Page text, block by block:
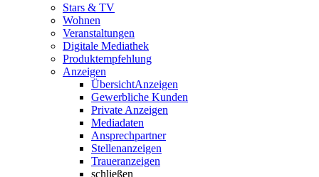
Stars & TV
Wohnen
Veranstaltungen
Digitale Mediathek
Produktempfehlung
Anzeigen
ÜbersichtAnzeigen
Gewerbliche Kunden
Private Anzeigen
Mediadaten
Ansprechpartner
Stellenanzeigen
Traueranzeigen
schließen